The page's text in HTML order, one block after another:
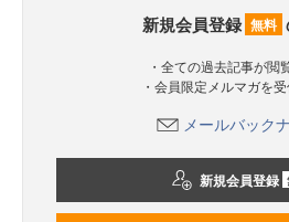
新規会員登録 無料
・全ての過去記事が閲
・会員限定メルマガを
メールバック
新規会員登録